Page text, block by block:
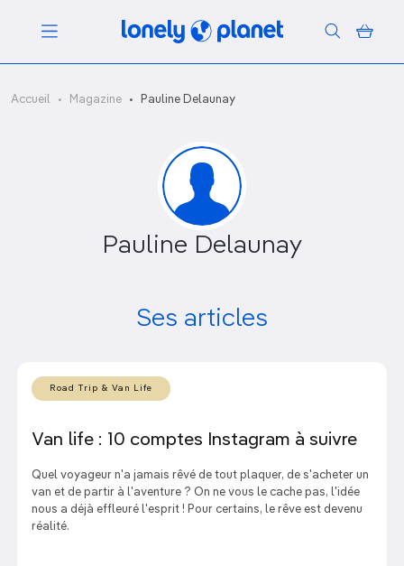
Menu
Votre recherche
Accueil Magazine Pauline Delaunay
Pauline Delaunay
Ses articles
Road Trip & Van Life
Van life : 10 comptes Instagram à suivre
Quel voyageur n'a jamais rêvé de tout plaquer, de s'acheter un
van et de partir à l'aventure ? On ne vous le cache pas, l'idée
nous a déjà effleuré l'esprit ! Pour certains, le rêve est devenu
réalité.